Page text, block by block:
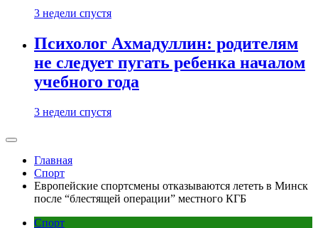
3 недели спустя
Психолог Ахмадуллин: родителям
не следует пугать ребенка началом
учебного года
3 недели спустя
Главная
Спорт
Европейские спортсмены отказываются лететь в Минск
после “блестящей операции” местного КГБ
Спорт